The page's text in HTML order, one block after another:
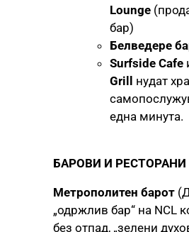
Lounge
бар)
Белведере
Surfside Cafe
Grill нудат
една минута.
БАРОВИ И РЕСТОРАНИ
Метрополитен барот
„одржлив бар“ на NCL
без отпад, „зелени